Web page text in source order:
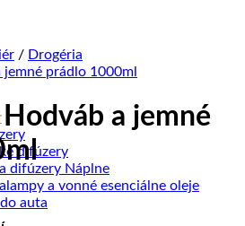
difúzery
difúzery Náplne
a vonné esenciálne oleje
auta
/ Drogéria
Hodváb a jemné